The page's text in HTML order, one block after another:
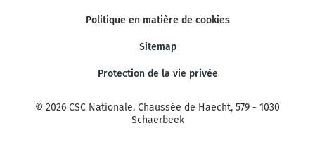
Politique en matière de cookies
Sitemap
Protection de la vie privée
© 2026 CSC Nationale. Chaussée de Haecht, 579 - 1030
Schaerbeek